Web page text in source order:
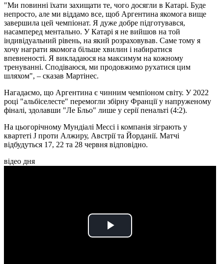
"Ми повинні їхати захищати те, чого досягли в Катарі. Буде
непросто, але ми віддамо все, щоб Аргентина якомога вище
завершила цей чемпіонат. Я дуже добре підготувався,
насамперед ментально. У Катарі я не вийшов на той
індивідуальний рівень, на який розраховував. Саме тому я
хочу награти якомога більше хвилин і набиратися
впевненості. Я викладаюся на максимум на кожному
тренуванні. Сподіваюся, ми продовжимо рухатися цим
шляхом", – сказав Мартінес.
Нагадаємо, що Аргентина є чинним чемпіоном світу. У 2022
році "альбіселесте" перемогли збірну Франції у напруженому
фіналі, здолавши "Ле Бльо" лише у серії пенальті (4:2).
На цьогорічному Мундіалі Мессі і компанія зіграють у
квартеті J проти Алжиру, Австрії та Йорданії. Матчі
відбудуться 17, 22 та 28 червня відповідно.
відео дня
Play